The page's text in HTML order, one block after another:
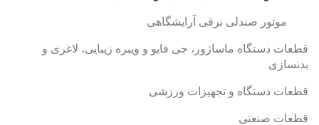
موتور صندلی برقی آرایشگاهی
قطعات دستگاه ماساژور، جی فایو و ویبره زیبایی، لاغری و
بدنسازی
قطعات دستگاه و تجهیزات ورزشی
قطعات صنعتی